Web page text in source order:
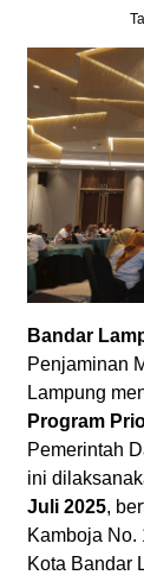
Bandar
Penjaminan
Lampung
Program
Pemerintah
ini
Juli 2025,
Kamboja No.
Kota Bandar